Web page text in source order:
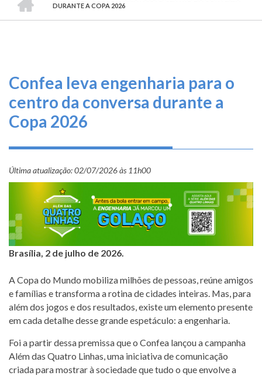
O
que
Informe-
se
Conosco
Transparência
Prestação
de
Contas
TRILHA
DE
DURANTE A COPA 2026
Confea leva engenharia para o
centro da conversa durante a
Copa 2026
Última atualização:02/07/2026 às 11h00
Brasília, 2 de julho de 2026.
A Copa do Mundo mobiliza milhões de pessoas, reúne amigos
e famílias e transforma a rotina de cidades inteiras. Mas, para
além dos jogos e dos resultados, existe um elemento presente
em cada detalhe desse grande espetáculo: a engenharia.
Foi a partir dessa premissa que o Confea lançou a campanha
Além das Quatro Linhas, uma iniciativa de comunicação
criada para mostrar à sociedade que tudo o que envolve a